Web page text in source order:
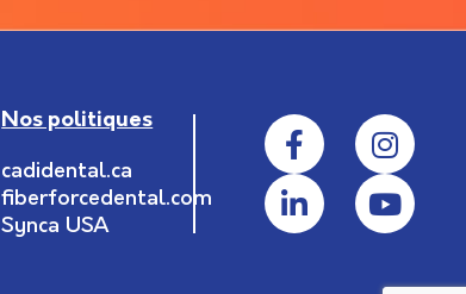
Nos politiques
cadidental.ca
fiberforcedental.com
Synca USA